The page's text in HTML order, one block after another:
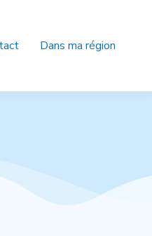
Dans ma région